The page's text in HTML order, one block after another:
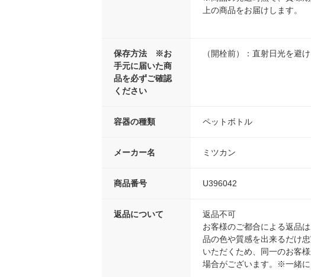
上の商品をお届けします。
保存方法 ※お
手元に届いた商
品を必ずご確認
ください
（開栓前）：直射日光を避
容器の種類 ペットボトル
メーカー名 ミツカン
商品番号 U396042
返品について
返品不可
お客様のご都合による返品
品の色や質感を出来るだけ
いただくため、同一のお客
場合がございます。※一緒に